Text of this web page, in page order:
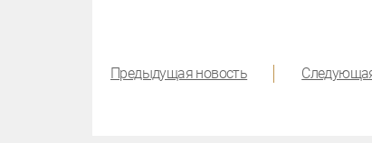
Предыдущая новость